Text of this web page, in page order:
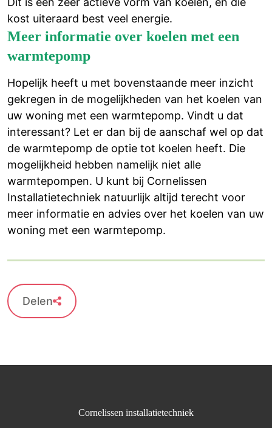
kost uiteraard best veel energie.
Meer informatie over koelen met een
warmtepomp
Hopelijk heeft u met bovenstaande meer inzicht
gekregen in de mogelijkheden van het koelen van
uw woning met een warmtepomp. Vindt u dat
interessant? Let er dan bij de aanschaf wel op dat
de warmtepomp de optie tot koelen heeft. Die
mogelijkheid hebben namelijk niet alle
warmtepompen. U kunt bij Cornelissen
Installatietechniek natuurlijk altijd terecht voor
meer informatie en advies over het koelen van uw
woning met een warmtepomp.
Delen
Cornelissen installatietechniek